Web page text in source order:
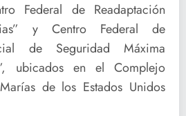
Federal de Readaptación
y Centro Federal de
de Seguridad Máxima
ubicados en el Complejo
de los Estados Unidos